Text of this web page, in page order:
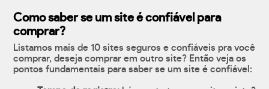
Como saber se um site é confiável para
comprar?
Listamos mais de 10 sites seguros e confiáveis pra você
comprar, deseja comprar em outro site? Então veja os
pontos fundamentais para saber se um site é confiável: